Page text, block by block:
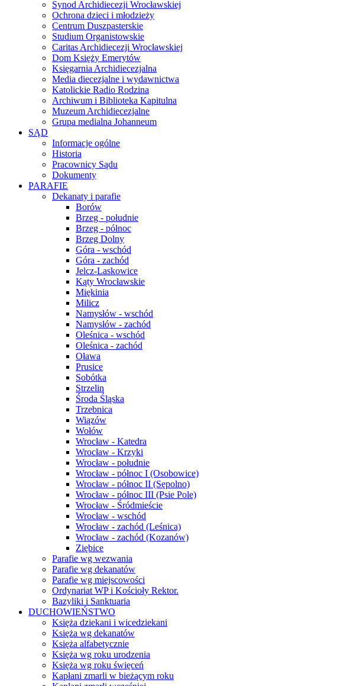
Synod Archidiecezji Wrocławskiej
Ochrona dzieci i młodzieży
Centrum Duszpasterskie
Studium Organistowskie
Caritas Archidiecezji Wrocławskiej
Dom Księży Emerytów
Księgarnia Archidiecezjalna
Media diecezjalne i wydawnictwa
Katolickie Radio Rodzina
Archiwum i Biblioteka Kapitulna
Muzeum Archidiecezjalne
Grupa medialna Johanneum
SĄD
Informacje ogólne
Historia
Pracownicy Sądu
Dokumenty
PARAFIE
Dekanaty i parafie
Borów
Brzeg - południe
Brzeg - północ
Brzeg Dolny
Góra - wschód
Góra - zachód
Jelcz-Laskowice
Kąty Wrocławskie
Miękinia
Milicz
Namysłów - wschód
Namysłów - zachód
Oleśnica - wschód
Oleśnica - zachód
Oława
Prusice
Sobótka
Strzelin
Środa Śląska
Trzebnica
Wiązów
Wołów
Wrocław - Katedra
Wrocław - Krzyki
Wrocław - południe
Wrocław - północ I (Osobowice)
Wrocław - północ II (Sępolno)
Wrocław - północ III (Psie Pole)
Wrocław - Śródmieście
Wrocław - wschód
Wrocław - zachód (Leśnica)
Wrocław - zachód (Kozanów)
Ziębice
Parafie wg wezwania
Parafie wg dekanatów
Parafie wg miejscowości
Ordynariat WP i Kościoły Rektor.
Bazyliki i Sanktuaria
DUCHOWIEŃSTWO
Księża dziekani i wicedziekani
Księża wg dekanatów
Księża alfabetycznie
Księża wg roku urodzenia
Księża wg roku święceń
Kapłani zmarli w bieżącym roku